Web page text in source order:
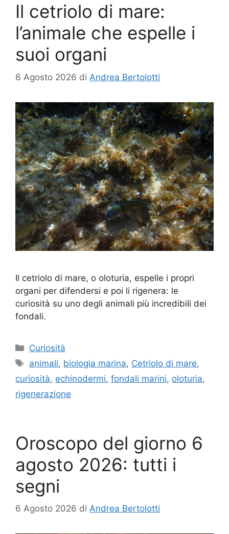
Il cetriolo di mare:
l’animale che espelle i
suoi organi
6 Agosto 2026 di Andrea Bertolotti
Il cetriolo di mare, o oloturia, espelle i propri
organi per difendersi e poi li rigenera: le
curiosità su uno degli animali più incredibili dei
fondali.
Categorie
Curiosità
Tag
animali, biologia marina, Cetriolo di mare,
curiosità, echinodermi, fondali marini, oloturia,
rigenerazione
Oroscopo del giorno 6
agosto 2026: tutti i
segni
6 Agosto 2026 di Andrea Bertolotti